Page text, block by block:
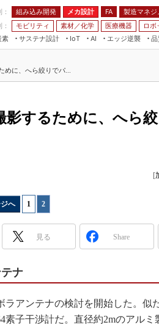
組み込み開発 メカ設計 FA 製造マネジ
モビリティ 素材／化学 医療機器 ロボ
素
サステナ設計
IoT
AI
エッジ逆襲
JIMTOF
IIFES
日本ものづくりワールド
産業オープンネット展
フィールドサービス
ISO26262
S＆OP
モビリティ
めに、へら絞りでパ...
するために、へら
[
へ 1 2
見る Share
ナ
アンテナの検討を開始した。似
素子干渉計だ。直径約2mのアルミ